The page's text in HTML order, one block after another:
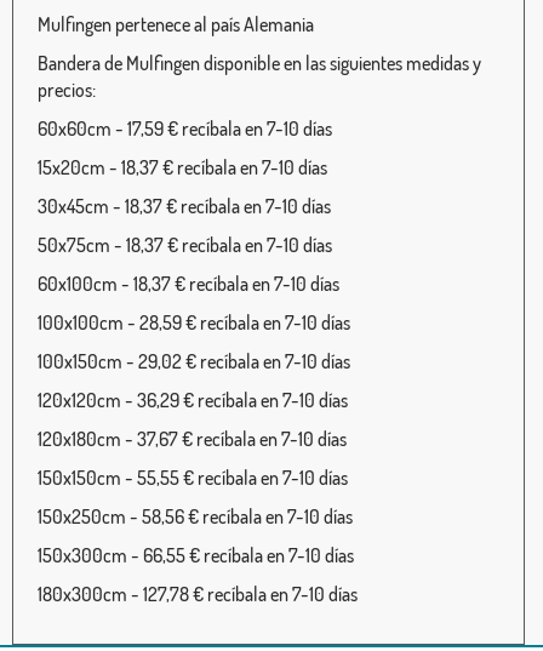
Mulfingen pertenece al país Alemania
Bandera de Mulfingen disponible en las siguientes medidas y
precios:
60x60cm - 17,59 € recíbala en 7-10 días
15x20cm - 18,37 € recíbala en 7-10 días
30x45cm - 18,37 € recíbala en 7-10 días
50x75cm - 18,37 € recíbala en 7-10 días
60x100cm - 18,37 € recíbala en 7-10 días
100x100cm - 28,59 € recíbala en 7-10 días
100x150cm - 29,02 € recíbala en 7-10 días
120x120cm - 36,29 € recíbala en 7-10 días
120x180cm - 37,67 € recíbala en 7-10 días
150x150cm - 55,55 € recíbala en 7-10 días
150x250cm - 58,56 € recíbala en 7-10 días
150x300cm - 66,55 € recíbala en 7-10 días
180x300cm - 127,78 € recíbala en 7-10 días